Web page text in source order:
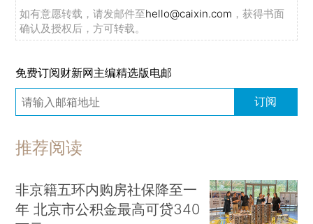
如有意愿转载，请发邮件至hello@caixin.com ，获得书面
确认及授权后，方可转载。
免费订阅财新网主编精选版电邮
订阅
推荐阅读
非京籍五环内购房社保降至一
年 北京市公积金最高可贷340